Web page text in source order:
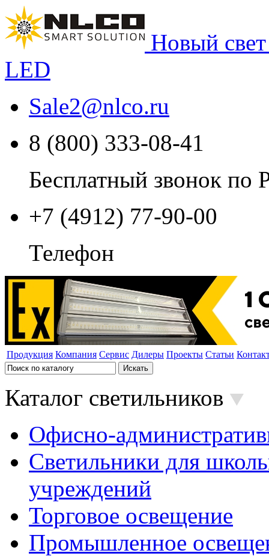
Новый
LED
Sale2@nlco.ru
8 (800) 333-08-41
Бесплатный звонок по
+7 (4912) 77-90-00
Телефон
Продукция Компания Сервис Дилеры Проекты Статьи
Каталог светильников
Офисно-
Светильники для
учреждений
Торговое освещение
Промышленное